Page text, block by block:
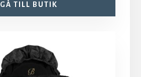
GÅ TILL BUTIK